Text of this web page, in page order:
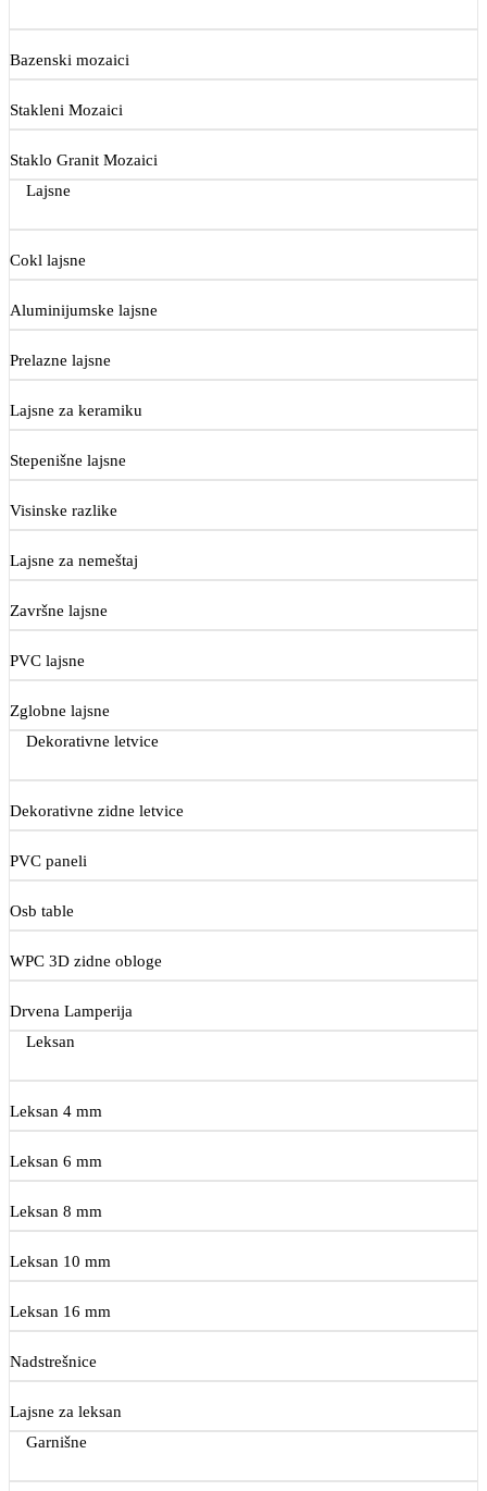
Bazenski mozaici
Stakleni Mozaici
Staklo Granit Mozaici
Lajsne
Cokl lajsne
Aluminijumske lajsne
Prelazne lajsne
Lajsne za keramiku
Stepenišne lajsne
Visinske razlike
Lajsne za nemeštaj
Završne lajsne
PVC lajsne
Zglobne lajsne
Dekorativne letvice
Dekorativne zidne letvice
PVC paneli
Osb table
WPC 3D zidne obloge
Drvena Lamperija
Leksan
Leksan 4 mm
Leksan 6 mm
Leksan 8 mm
Leksan 10 mm
Leksan 16 mm
Nadstrešnice
Lajsne za leksan
Garnišne